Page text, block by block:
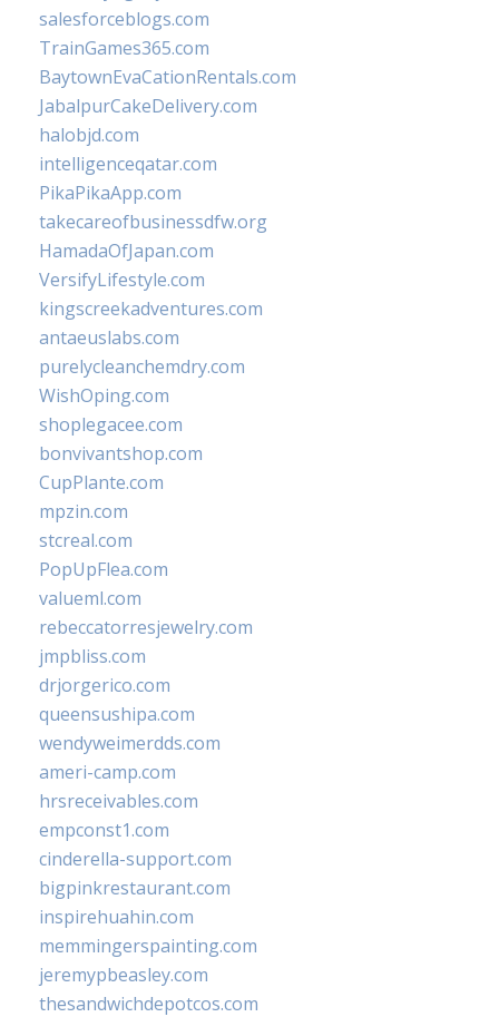
salesforceblogs.com
TrainGames365.com
BaytownEvaCationRentals.com
JabalpurCakeDelivery.com
halobjd.com
intelligenceqatar.com
PikaPikaApp.com
takecareofbusinessdfw.org
HamadaOfJapan.com
VersifyLifestyle.com
kingscreekadventures.com
antaeuslabs.com
purelycleanchemdry.com
WishOping.com
shoplegacee.com
bonvivantshop.com
CupPlante.com
mpzin.com
stcreal.com
PopUpFlea.com
valueml.com
rebeccatorresjewelry.com
jmpbliss.com
drjorgerico.com
queensushipa.com
wendyweimerdds.com
ameri-camp.com
hrsreceivables.com
empconst1.com
cinderella-support.com
bigpinkrestaurant.com
inspirehuahin.com
memmingerspainting.com
jeremypbeasley.com
thesandwichdepotcos.com